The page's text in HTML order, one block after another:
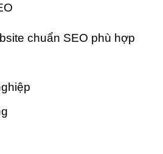
chuẩn SEO phù hợp